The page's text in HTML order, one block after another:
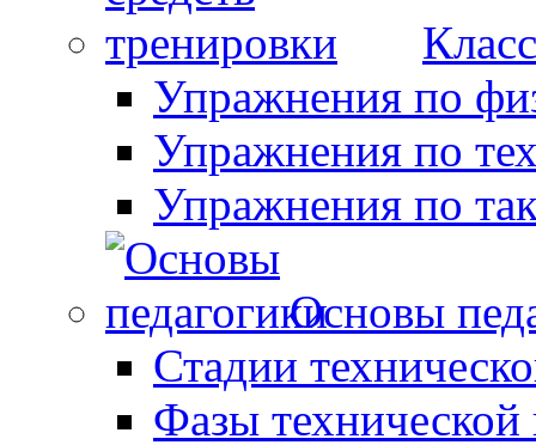
Упражнения по
Упражнения по
Упражнения по
Основы
Стадии
Фазы технической